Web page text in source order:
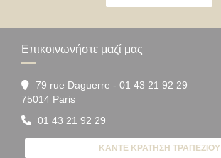
Επικοινωνήστε μαζί μας
79 rue Daguerre - 01 43 21 92 29
75014 Paris((ανοίγει σε νέο παράθυρο))
01 43 21 92 29
ΚΆΝΤΕ ΚΡΆΤΗΣΗ ΤΡΑΠΕΖΙΟΎ